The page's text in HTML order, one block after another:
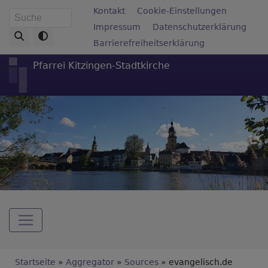
zum
Inhalt
Suche Fußbereichsmenü
Kontakt
Cookie-Einstellungen
Impressum
Datenschutzerklärung
Barrierefreiheitserklärung
Pfarrei Kitzingen-Stadtkirche
Hauptnavigation
Startseite Aggregator Sources evangelisch.de